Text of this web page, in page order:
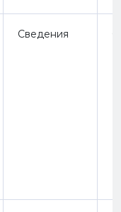
Сведения